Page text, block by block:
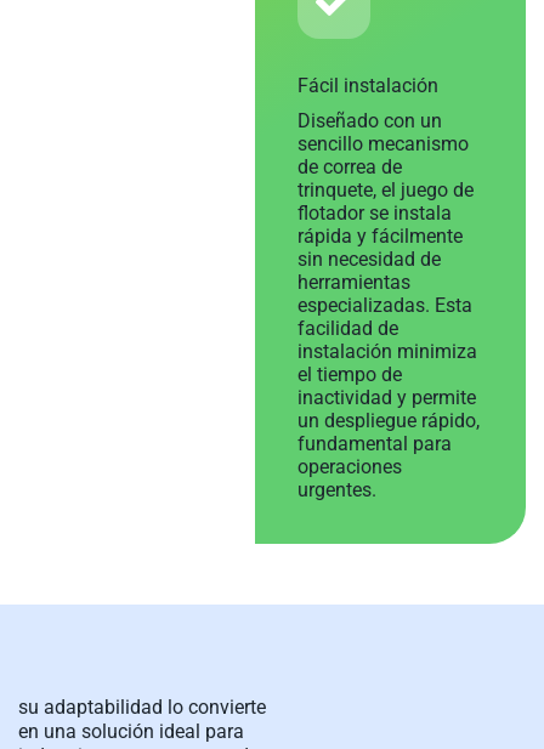
Fácil instalación
Diseñado con un
sencillo mecanismo
de correa de
trinquete, el juego de
flotador se instala
rápida y fácilmente
sin necesidad de
herramientas
especializadas. Esta
facilidad de
instalación minimiza
el tiempo de
inactividad y permite
un despliegue rápido,
fundamental para
operaciones
urgentes.
su adaptabilidad lo convierte
en una solución ideal para